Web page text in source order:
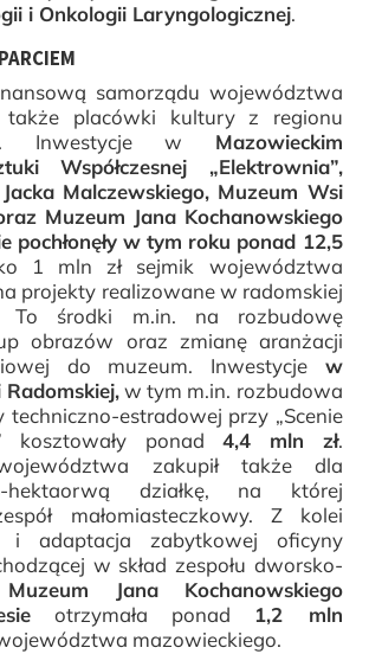
i Onkologii Laryngologicznej.
samorządu województwa
także placówki kultury z regionu
Inwestycje w Mazowieckim
Współczesnej „Elektrownia”,
Malczewskiego, Muzeum Wsi
Muzeum Jana Kochanowskiego
pochłonęły w tym roku ponad 12,5
1 mln zł sejmik województwa
projekty realizowane w radomskiej
To środki m.in. na rozbudowę
obrazów oraz zmianę aranżacji
do muzeum. Inwestycje w
w tym m.in. rozbudowa
estradowej przy „Scenie
kosztowały ponad 4,4 mln zł.
zakupił także dla
hektaorwą działkę, na której
małomiasteczkowy. Z kolei
i adaptacja zabytkowej oficyny
w skład zespołu dworsko-
Muzeum Jana Kochanowskiego
otrzymała ponad 1,2 mln
mazowieckiego.